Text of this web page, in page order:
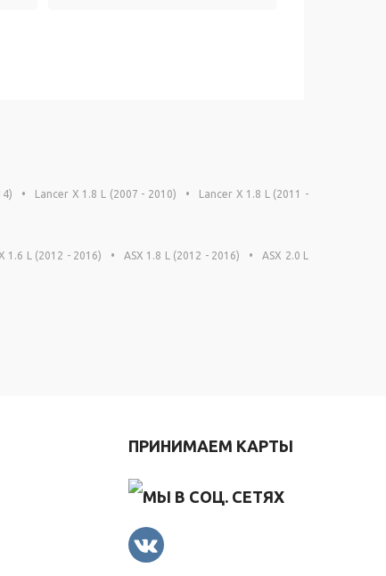
• Lancer X 1.8 L (2007 - 2010) •
Lancer X 1.8 L (2011 -
1.6 L (2012 - 2016) • ASX 1.8 L (2012 - 2016) •
ASX 2.0 L
ПРИНИМАЕМ КАРТЫ
МЫ В СОЦ. СЕТЯХ